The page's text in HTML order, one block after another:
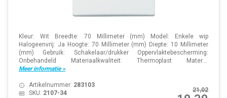
Kleur: Wit Breedte: 70 Millimeter (mm) Model: Enkele wip
Halogeenvrij: Ja Hoogte: 70 Millimeter (mm) Diepte: 10 Millimeter
(mm) Gebruik: Schakelaar/drukker Oppervlaktebescherming:
Onbehandeld Materiaalkwaliteit: Thermoplast Mater...
Meer informatie »
21,02
Artikelnummer: 283103
SKU: 2107-34